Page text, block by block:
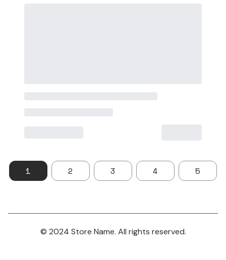
1 2 3 4 5
© 2024 Store Name. All rights reserved.